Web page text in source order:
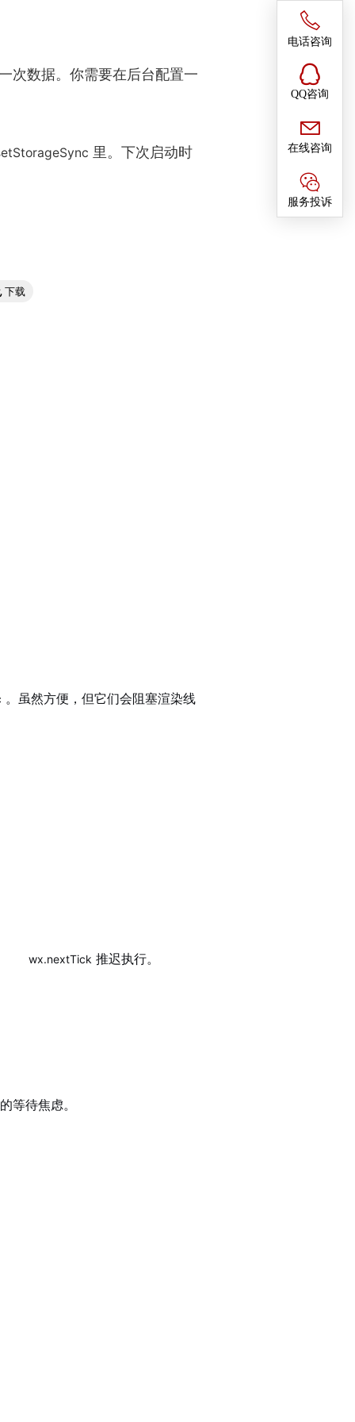
次数据。你需要在后台配置一
里。下次启动时
下载
。虽然方便，但它们会阻塞渲染线
wx.nextTick 推迟执行。
等待焦虑。
电话咨询
QQ咨询
在线咨询
服务投诉